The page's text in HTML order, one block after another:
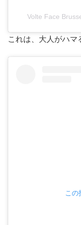
Volte Face
これは、大人がハマ
この